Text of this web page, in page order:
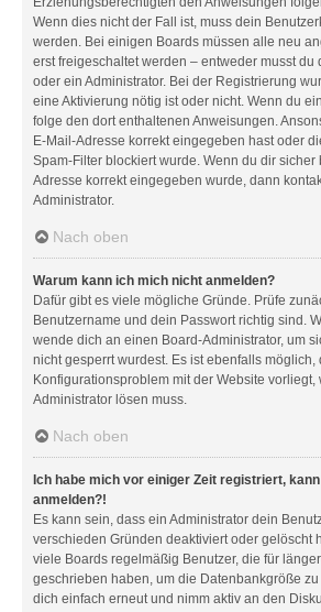
Wenn dies nicht der Fall ist, muss dein
werden. Bei einigen Boards müssen alle neu
erst freigeschaltet werden – entweder musst du
oder ein Administrator. Bei der Registrierung
eine Aktivierung nötig ist oder nicht. Wenn du
folge den dort enthaltenen Anweisungen.
E-Mail-Adresse korrekt eingegeben hast oder
Spam-Filter blockiert wurde. Wenn du dir sicher
Adresse korrekt eingegeben wurde, dann
Administrator.
Nach oben
Warum kann ich mich nicht anmelden?
Dafür gibt es viele mögliche Gründe. Prüfe
Benutzername und dein Passwort richtig sind.
wende dich an einen Board-Administrator, um
nicht gesperrt wurdest. Es ist ebenfalls möglich,
Konfigurationsproblem mit der Website vorliegt,
Administrator lösen muss.
Nach oben
Ich habe mich vor einiger Zeit registriert,
anmelden?!
Es kann sein, dass ein Administrator dein
verschieden Gründen deaktiviert oder gelöscht
viele Boards regelmäßig Benutzer, die für
geschrieben haben, um die Datenbankgröße
dich einfach erneut und nimm aktiv an den